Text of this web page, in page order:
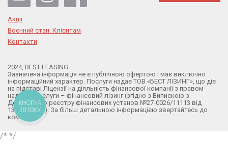
Акції
Воєнний стан: Клієнтам
Контакти
2024, BEST LEASING
Зазначена інформація не є публічною офертою і має виключно
інформаційний характер. Послуги надає ТОВ «БЕСТ ЛІЗИНГ», що діє
на підставі Ліцензії на діяльність фінансової компанії з правом
надання послуги – фінансовий лізинг (згідно з Випискою з
Державного реєстру фінансових установ №27-0026/11113 від
13.02.2024р.). За більш детальною інформацією звертайтесь до
компанії.
/* */
КНОПКА
ЗВ'ЯЗКУ